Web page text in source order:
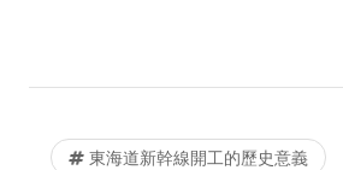
東海道新幹線開工的歷史意義